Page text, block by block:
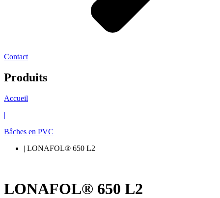
Contact
Produits
Accueil
|
Bâches en PVC
| LONAFOL® 650 L2
LONAFOL® 650 L2